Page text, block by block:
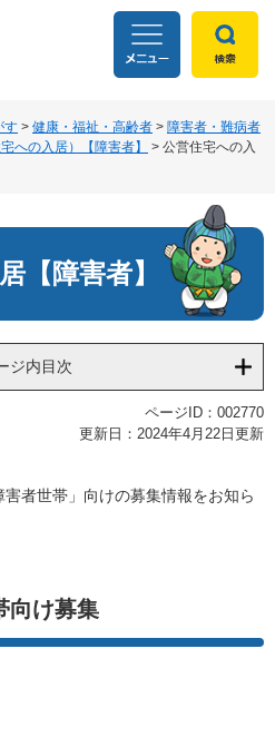
す > 健康・福祉・高齢者 > 障害者・難病者
への入居）【障害者】 > 公営住宅への入
【障害者】
ジ内目次
ページID：002770
更新日：2024年4月22日更新
者世帯」向けの募集情報をお知ら
向け募集